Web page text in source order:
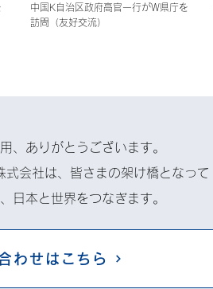
中国K自治区政府高官一行がW県庁を
訪問（友好交流）
、ありがとうございます。
式会社は、皆さまの架け橋となって
日本と世界をつなぎます。
わせはこちら